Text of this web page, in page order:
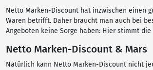
Netto Marken-Discount hat inzwischen einen
Waren betrifft. Daher braucht man auch bei
Angeboten keine Sorge haben: Hier stimmt
Netto Marken-Discount & Mars
Natürlich kann Netto Marken-Discount nicht